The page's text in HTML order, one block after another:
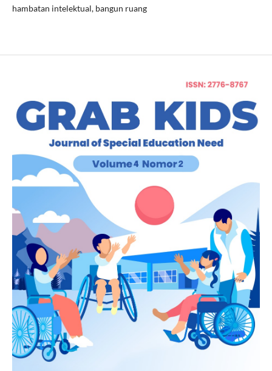
hambatan intelektual, bangun ruang